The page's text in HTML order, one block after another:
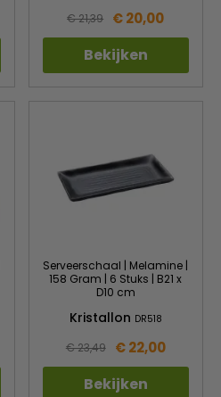
€ 21,39 € 20,00
Bekijken
Serveerschaal | Melamine |
158 Gram | 6 Stuks | B21 x
D10 cm
Kristallon DR518
€ 23,49 € 22,00
Bekijken